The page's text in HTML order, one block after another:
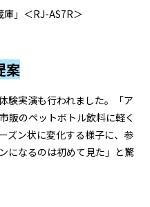
庫」＜RJ-AS7R＞
案
験実演も行われました。「ア
販のペットボトル飲料に軽く
ズン状に変化する様子に、参
になるのは初めて見た」と驚